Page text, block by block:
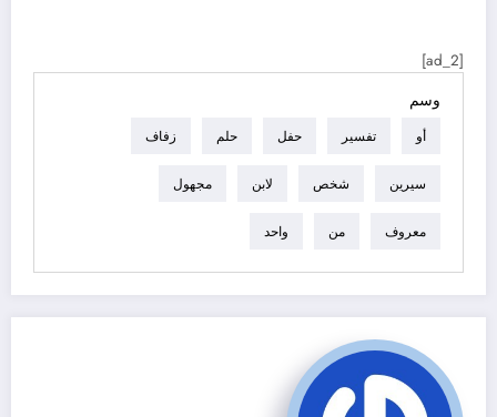
[ad_2]
وسم
أو تفسير حفل حلم زفاف
سيرين شخص لابن مجهول
معروف من واحد